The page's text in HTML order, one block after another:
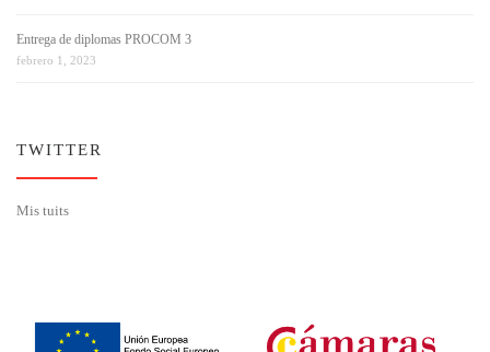
Entrega de diplomas PROCOM 3
febrero 1, 2023
TWITTER
Mis tuits